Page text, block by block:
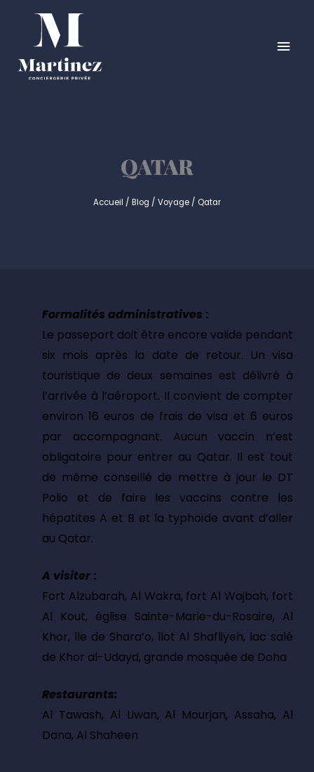
contenu
QATAR
Accueil / Blog / Voyage / Qatar
Formalités administratives :
Le passeport doit être encore valide pendant
six mois après la date de retour. Un visa
touristique de deux semaines est délivré à
l’arrivée à l’aéroport. Il convient de compter
environ 16 euros de frais de visa et 6 euros
par accompagnant. Aucun vaccin n’est
obligatoire pour entrer au Qatar. Il est tout
de même conseillé de mettre à jour le DT
Polio et de faire les vaccins contre les
hépatites A et B et la typhoïde avant d’aller
au Qatar.
A visiter :
Fort Alzubarah, Al Wakra, fort Al Wajbah, fort
Al Kout, église Sainte-Marie-du-Rosaire, Al
Khor, île de Shara’o, îlot Al Shafliyeh, lac salé
de Khor al-Udayd, grande mosquée de Doha
Restaurants:
Al Tawash, Al Liwan, Al Mourjan, Assaha, Al
Dana, Al Shaheen